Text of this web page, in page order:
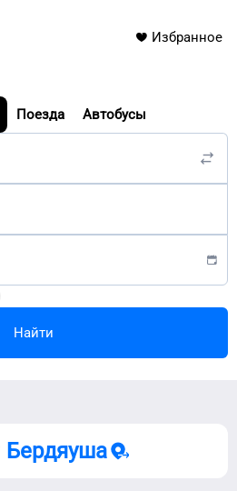
Избранное
Поезда Автобусы
Найти
Бердяуша